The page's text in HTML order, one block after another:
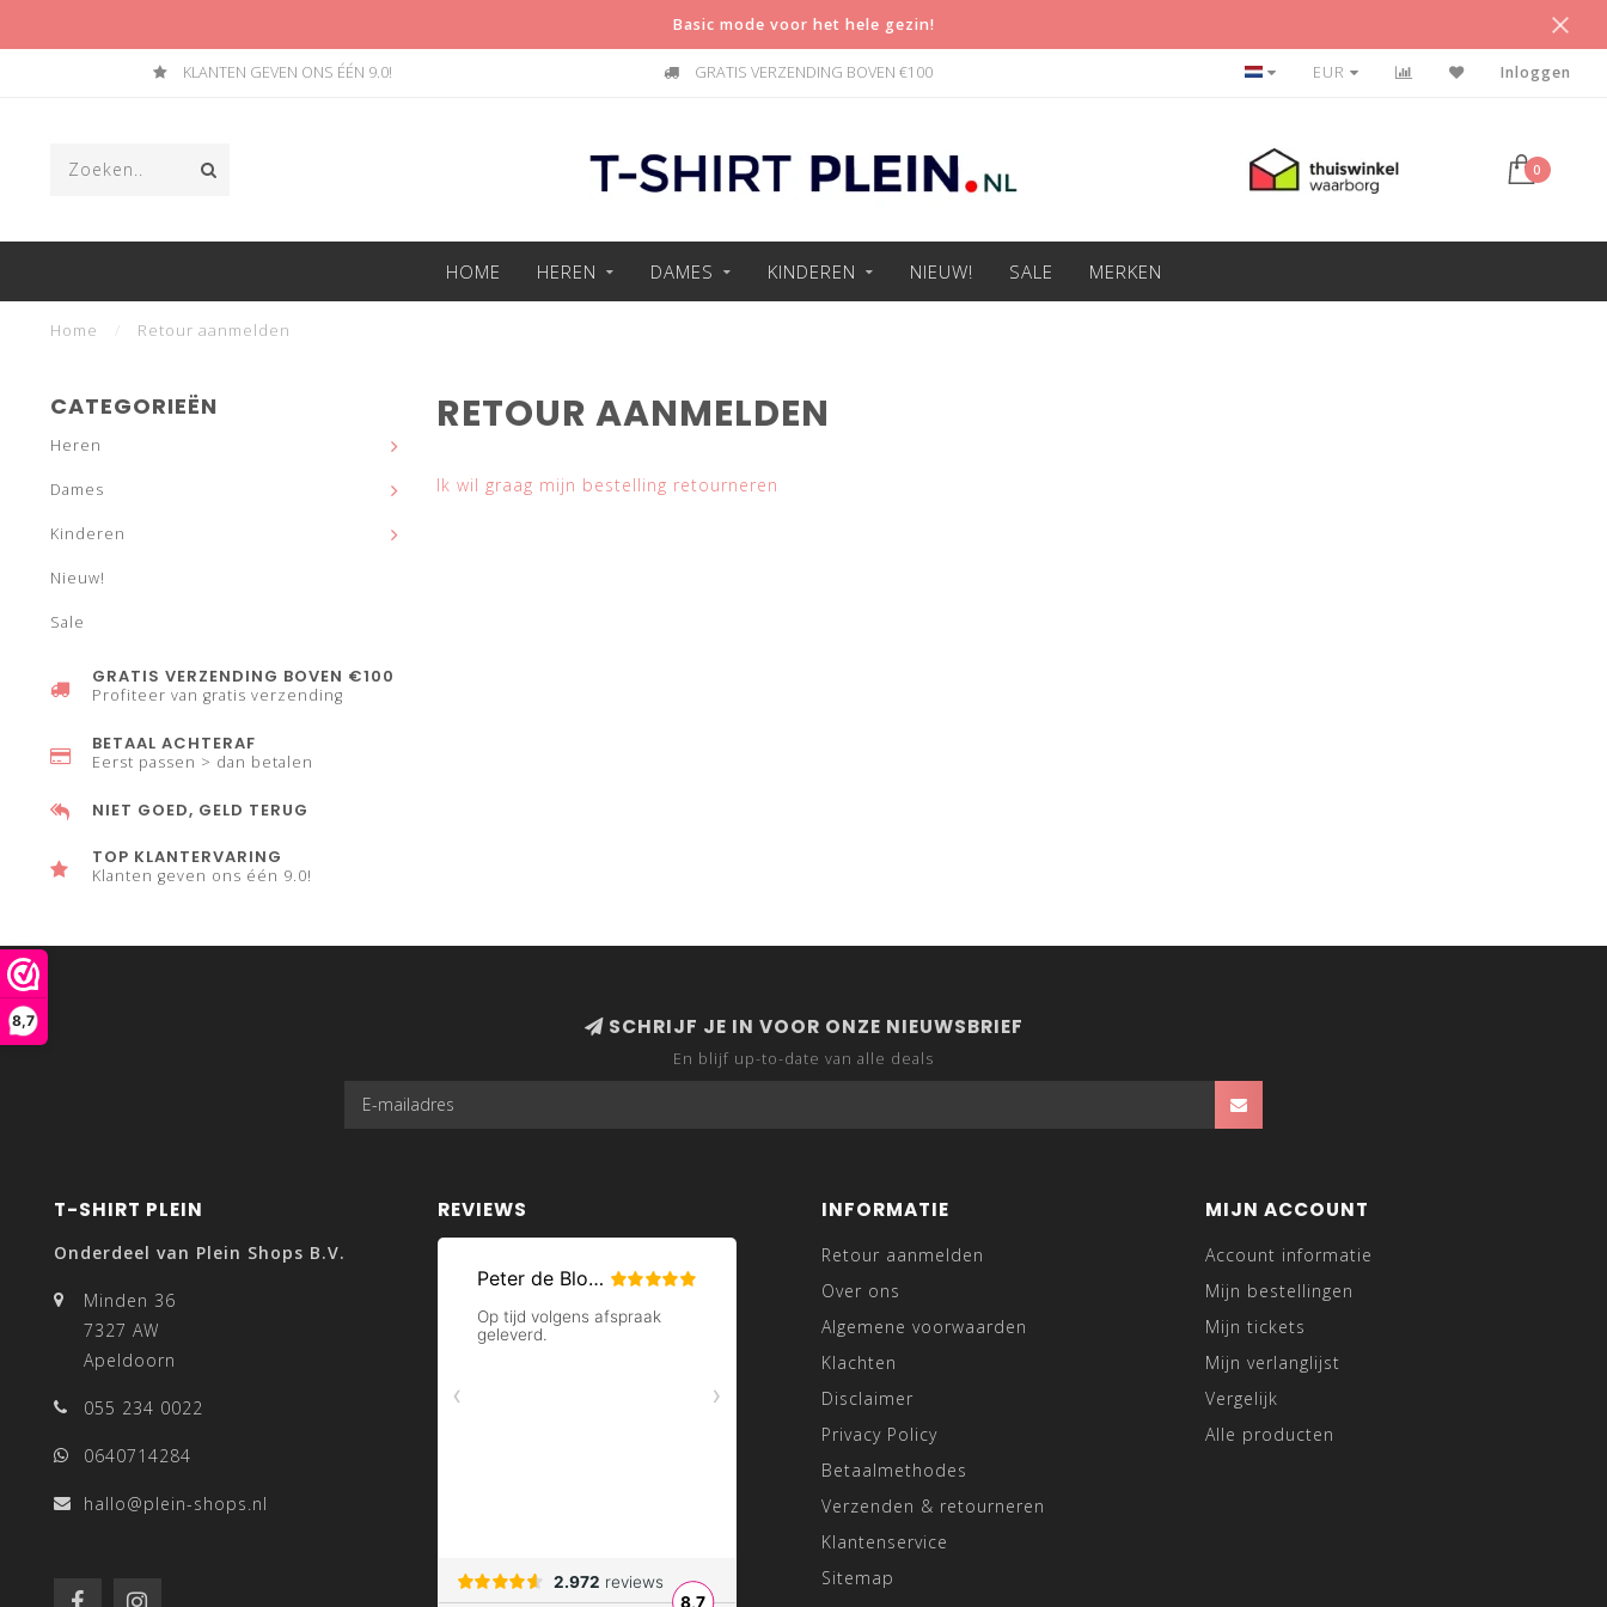
8,7
Basic mode voor het hele gezin!
KLANTEN GEVEN ONS ÉÉN 9.0! GRATIS VERZENDING BOVEN €100 BETAAL ACHTERAF
EUR Inloggen
0
HOME HEREN DAMES KINDEREN NIEUW! SALE MERKEN
Home Retour aanmelden
CATEGORIEËN
Heren
Dames
Kinderen
Nieuw!
Sale
GRATIS VERZENDING BOVEN €100
Profiteer van gratis verzending
BETAAL ACHTERAF
Eerst passen > dan betalen
NIET GOED, GELD TERUG
TOP KLANTERVARING
Klanten geven ons één 9.0!
RETOUR AANMELDEN
Ik wil graag mijn bestelling retourneren
SCHRIJF JE IN VOOR ONZE NIEUWSBRIEF
En blijf up-to-date van alle deals
T-SHIRT PLEIN
Onderdeel van Plein Shops B.V.
Minden 36
7327 AW
Apeldoorn
055 234 0022
0640714284
hallo@plein-shops.nl
REVIEWS INFORMATIE
Retour aanmelden
Over ons
Algemene voorwaarden
Klachten
Disclaimer
Privacy Policy
Betaalmethodes
Verzenden & retourneren
Klantenservice
Sitemap
MIJN ACCOUNT
Account informatie
Mijn bestellingen
Mijn tickets
Mijn verlanglijst
Vergelijk
Alle producten